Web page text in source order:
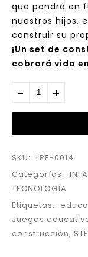
que pondrá en
nuestros hijos,
construir su
¡Un set de
cobrará vida
SKU: LRE-0014
Categorías:
TECNOLOGÍA
Etiquetas:
Juegos
construcción,